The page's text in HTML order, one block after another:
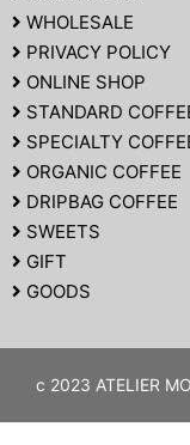
WHOLESALE
PRIVACY POLICY
ONLINE SHOP
STANDARD
SPECIALTY
ORGANIC COFFEE
DRIPBAG COFFEE
SWEETS
GIFT
GOODS
c 2023 ATELIER